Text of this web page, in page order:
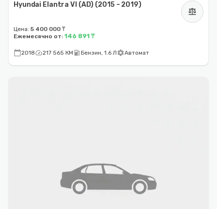
Hyundai Elantra VI (AD) (2015 – 2019)
balance
Цена: 5 400 000 ₸
Ежемесячно от: 146 891 ₸
calendar_today2018speed217 565 КМ local_gas_stationБензин, 1.6 ЛsettingsАвтомат